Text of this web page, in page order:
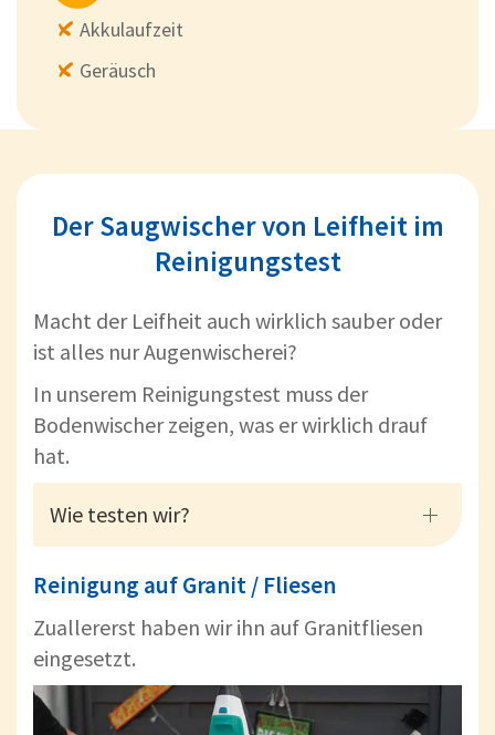
Akkulaufzeit
Geräusch
Der Saugwischer von Leifheit im
Reinigungstest
Macht der Leifheit auch wirklich sauber oder
ist alles nur Augenwischerei?
In unserem Reinigungstest muss der
Bodenwischer zeigen, was er wirklich drauf
hat.
Wie testen wir?
Reinigung auf Granit / Fliesen
Zuallererst haben wir ihn auf Granitfliesen
eingesetzt.